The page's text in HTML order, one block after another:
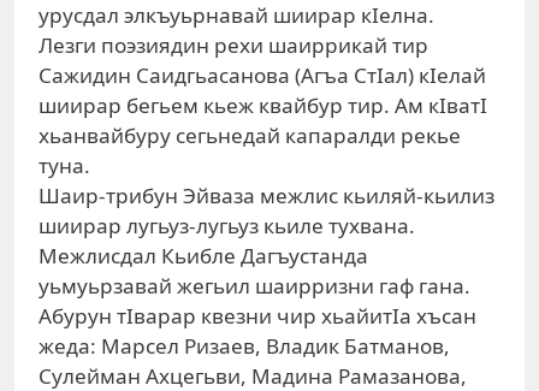
урусдал элкъуьрнавай шиирар кIелна.
Лезги поэзиядин рехи шаиррикай тир
Сажидин Саидгьасанова (Агъа СтIал) кIелай
шиирар бегьем кьеж квайбур тир. Ам кIватI
хьанвайбуру сегьнедай капаралди рекье
туна.
Шаир-трибун Эйваза межлис кьиляй-кьилиз
шиирар лугьуз-лугьуз кьиле тухвана.
Межлисдал Кьибле Дагъустанда
уьмуьрзавай жегьил шаирризни гаф гана.
Абурун тIварар квезни чир хьайитIа хъсан
жеда: Марсел Ризаев, Владик Батманов,
Сулейман Ахцегьви, Мадина Рамазанова,